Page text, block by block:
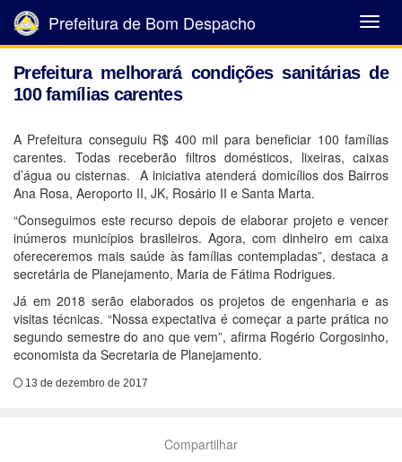
Abrir
Menu
Prefeitura de Bom Despacho
Prefeitura melhorará condições sanitárias de
100 famílias carentes
A Prefeitura conseguiu R$ 400 mil para beneficiar 100 famílias
carentes. Todas receberão filtros domésticos, lixeiras, caixas
d’água ou cisternas. A iniciativa atenderá domicílios dos Bairros
Ana Rosa, Aeroporto II, JK, Rosário II e Santa Marta.
“Conseguimos este recurso depois de elaborar projeto e vencer
inúmeros municípios brasileiros. Agora, com dinheiro em caixa
ofereceremos mais saúde às famílias contempladas”, destaca a
secretária de Planejamento, Maria de Fátima Rodrigues.
Já em 2018 serão elaborados os projetos de engenharia e as
visitas técnicas. “Nossa expectativa é começar a parte prática no
segundo semestre do ano que vem”, afirma Rogério Corgosinho,
economista da Secretaria de Planejamento.
13 de dezembro de 2017
Compartilhar